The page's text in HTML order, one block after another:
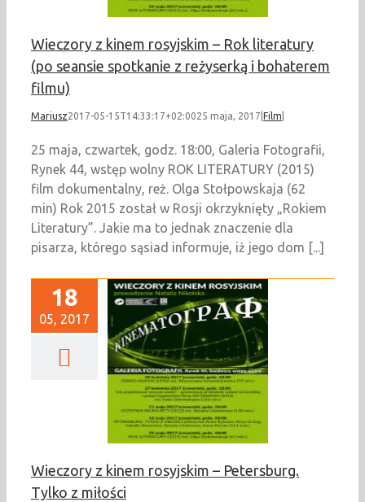
Wieczory z kinem rosyjskim – Rok literatury
(po seansie spotkanie z reżyserką i bohaterem
filmu)
Mariusz2017-05-15T14:33:17+02:0025 maja, 2017 Film
25 maja, czwartek, godz. 18:00, Galeria Fotografii,
Rynek 44, wstęp wolny ROK LITERATURY (2015)
film dokumentalny, reż. Olga Stołpowskaja (62
min) Rok 2015 został w Rosji okrzyknięty „Rokiem
Literatury”. Jakie ma to jednak znaczenie dla
pisarza, którego sąsiad informuje, iż jego dom [...]
18
05, 2017
Wieczory z kinem rosyjskim – Petersburg.
Tylko z miłości